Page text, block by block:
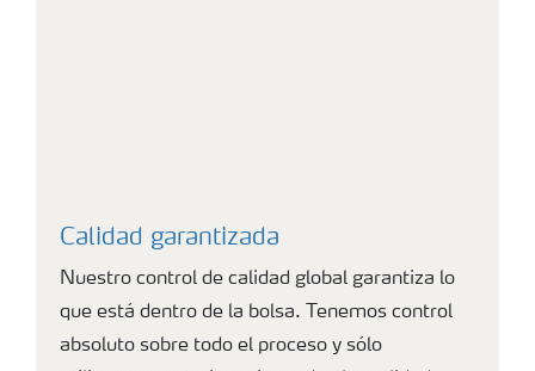
Calidad garantizada
Nuestro control de calidad global garantiza lo
que está dentro de la bolsa. Tenemos control
absoluto sobre todo el proceso y sólo